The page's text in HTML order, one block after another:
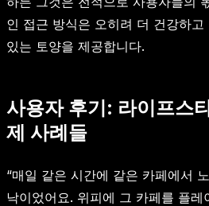
인 접근 방식은 오히려 더 건강하
있는 토양을 제공합니다.
사용자 후기: 라이프스
제 사례들
“매일 같은 시간에 같은 카페에서
낙이었어요. 위피에 그 카페를 플